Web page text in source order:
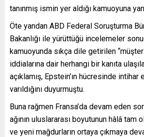
tanınmış ismin yer aldığı kamuoyuna
Öte yandan ABD Federal Soruşturma
Bakanlığı ile yürüttüğü incelemeler
kamuoyunda sıkça dile getirilen
iddialarına dair herhangi bir kanıta
açıklamış, Epstein’ın hücresinde
varıldığını duyurmuştu.
Buna rağmen Fransa’da devam eden
ağının uluslararası boyutunun hâlâ
ve yeni mağdurların ortaya çıkmaya